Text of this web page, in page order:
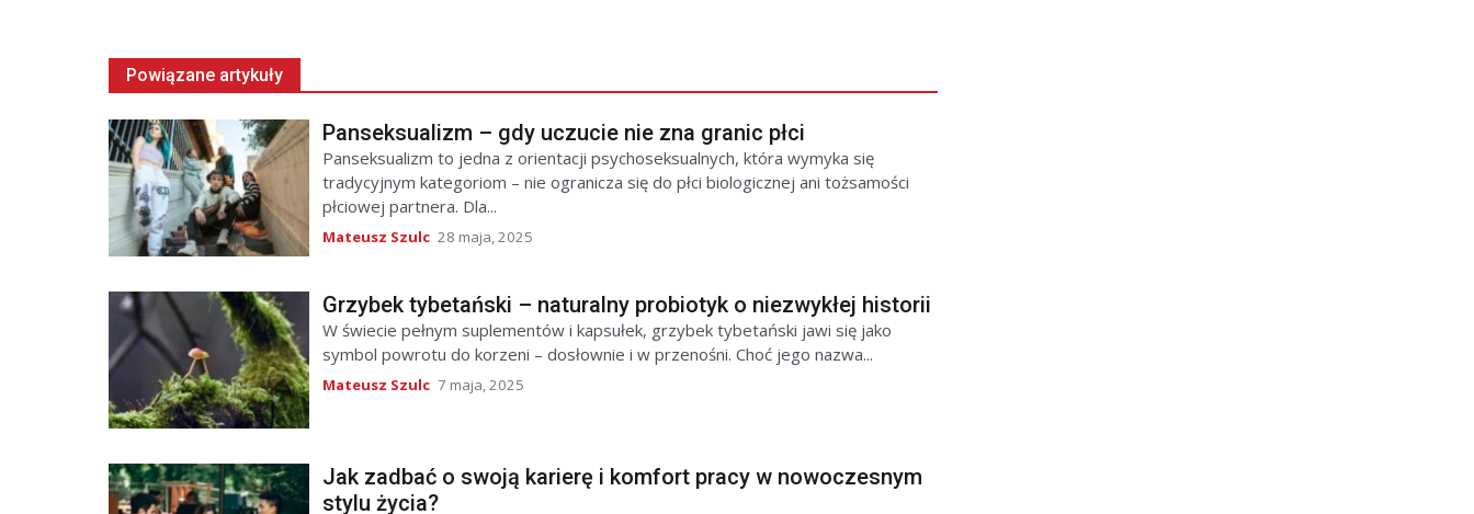
Powiązane artykuły
Panseksualizm – gdy uczucie nie zna granic płci
Panseksualizm to jedna z orientacji psychoseksualnych, która wymyka się
tradycyjnym kategoriom – nie ogranicza się do płci biologicznej ani tożsamości
płciowej partnera. Dla...
Mateusz Szulc 28 maja, 2025
Grzybek tybetański – naturalny probiotyk o niezwykłej historii
W świecie pełnym suplementów i kapsułek, grzybek tybetański jawi się jako
symbol powrotu do korzeni – dosłownie i w przenośni. Choć jego nazwa...
Mateusz Szulc 7 maja, 2025
Jak zadbać o swoją karierę i komfort pracy w nowoczesnym
stylu życia?